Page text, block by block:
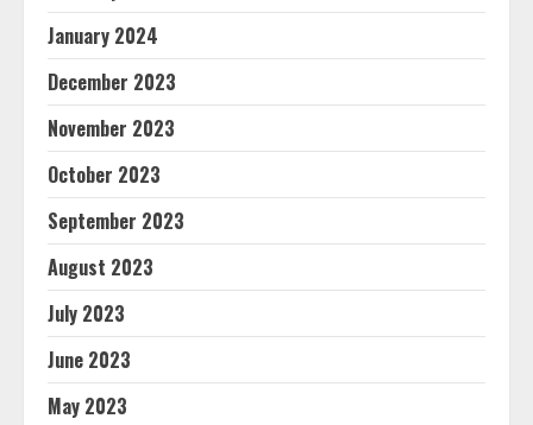
January 2024
December 2023
November 2023
October 2023
September 2023
August 2023
July 2023
June 2023
May 2023